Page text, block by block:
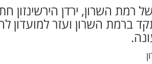
רמת השרון, ירדן
ברמת השרון ועזר למועדון